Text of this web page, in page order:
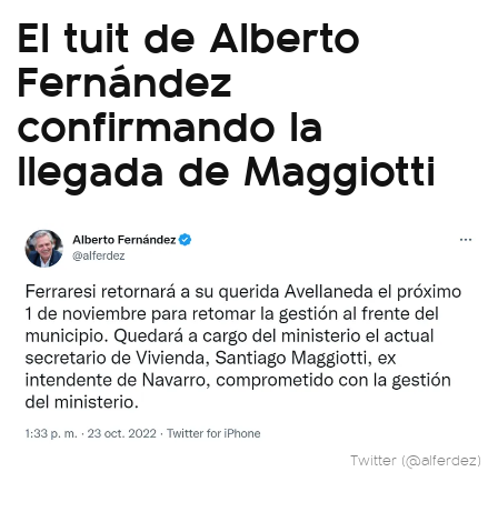
El tuit de Alberto
Fernández
confirmando la
llegada de Maggiotti
Twitter (@alferdez)